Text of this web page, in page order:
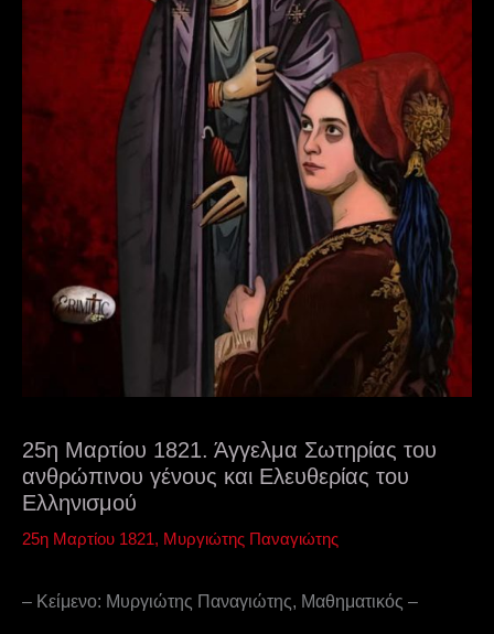
25η Μαρτίου 1821. Άγγελμα Σωτηρίας του
ανθρώπινου γένους και Ελευθερίας του
Ελληνισμού
25η Μαρτίου 1821, Μυργιώτης Παναγιώτης
– Κείμενο: Μυργιώτης Παναγιώτης, Μαθηματικός –